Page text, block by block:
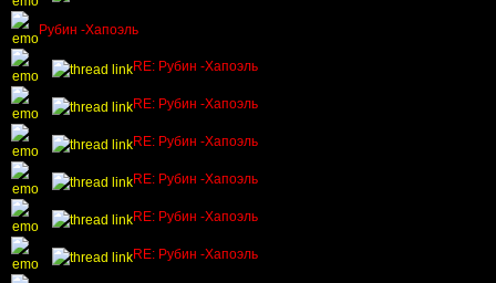
Рубин -Хапоэль
RE: Рубин -Хапоэль
RE: Рубин -Хапоэль
RE: Рубин -Хапоэль
RE: Рубин -Хапоэль
RE: Рубин -Хапоэль
RE: Рубин -Хапоэль